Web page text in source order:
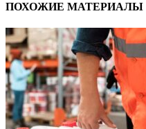
ПОХОЖИЕ МАТЕРИАЛЫ